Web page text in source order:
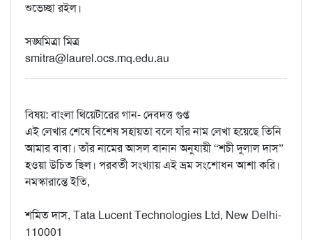
শুভেচ্ছা রইল।
সঙ্ঘমিত্রা মিত্র
smitra@laurel.ocs.mq.edu.au
বিষয়: বাংলা থিয়েটারের গান- দেবদত্ত গুপ্ত
এই লেখার শেষে বিশেষ সহায়তা বলে যাঁর নাম লেখা হয়েছে তিনি
আমার বাবা। তাঁর নামের আসল বানান অনুযায়ী “শচী দুলাল দাস”
হওয়া উচিত ছিল। পরবর্তী সংখ্যায় এই ভ্রম সংশোধন আশা করি।
নমস্কারান্তে ইতি,
শমিত দাস, Tata Lucent Technologies Ltd, New Delhi-
110001